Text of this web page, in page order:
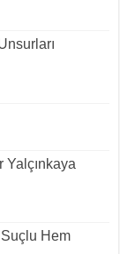
Yalçınkaya
Hem